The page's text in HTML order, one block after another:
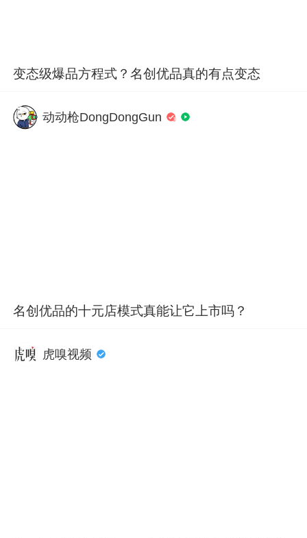
变态级爆品方程式？名创优品真的有点变态
动动枪DongDongGun
名创优品的十元店模式真能让它上市吗？
虎嗅视频